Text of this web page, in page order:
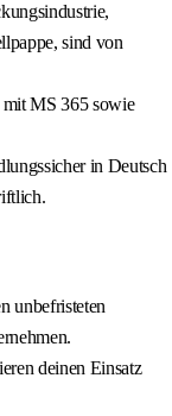
sind von
MS 365 sowie
in Deutsch
unbefristeten
deinen Einsatz